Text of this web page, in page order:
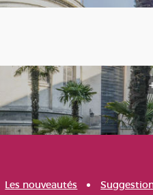
Les nouveautés